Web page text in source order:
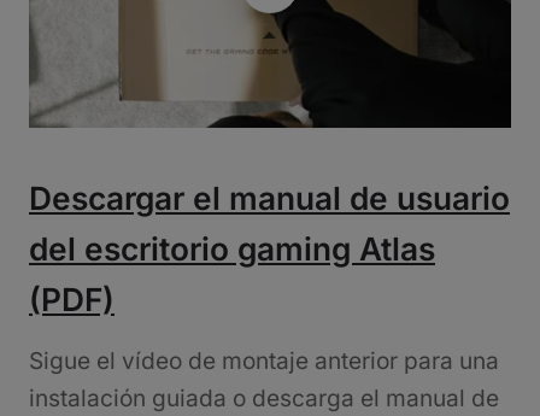
Descargar el manual de usuario
del escritorio gaming Atlas
(PDF)
Sigue el vídeo de montaje anterior para una
instalación guiada o descarga el manual de